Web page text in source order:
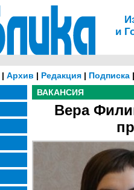
и
| Архив | Редакция | Подписка
ВАКАНСИЯ
Вера